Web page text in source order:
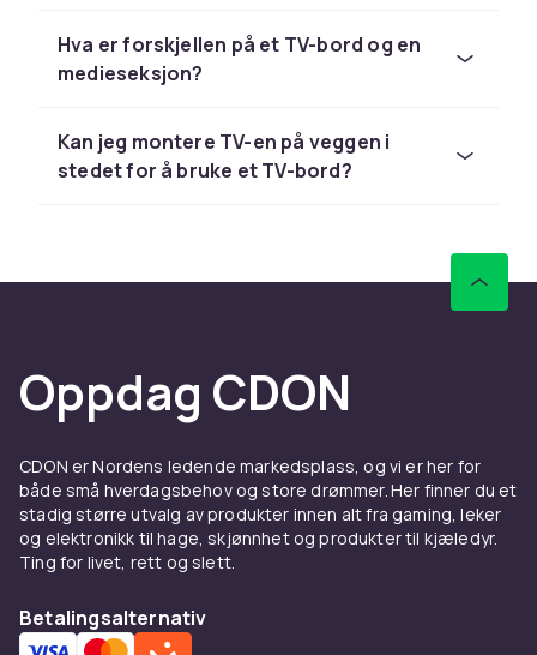
veggen. Valg av modell avhenger av TV-
størrelse, romstørrelse og
Oppbevaring og orden
høyttaleranlegg og kabler er det lett at det blir
holde det hele ryddig.
Mange mediamøbler har hull eller kanaler for
rommet ser ryddigere ut. Dette er en detalj
som utgjør stor forskjell på det visuelle
uttrykket i rommet.
Stil og materialer
Mediamøbler er tilgjengelige i et bredt spekter
av stiler og materialer. Lyst tre som eik eller
Hva er forskjellen på et TV-bord og en
medieseksjon?
Kan jeg montere TV-en på veggen i
stedet for å bruke et TV-bord?
Oppdag CDON
CDON er Nordens ledende markedsplass, og vi er her for
både små hverdagsbehov og store drømmer. Her finner du et
stadig større utvalg av produkter innen alt fra gaming, leker
og elektronikk til hage, skjønnhet og produkter til kjæledyr.
Ting for livet, rett og slett.
Betalingsalternativ